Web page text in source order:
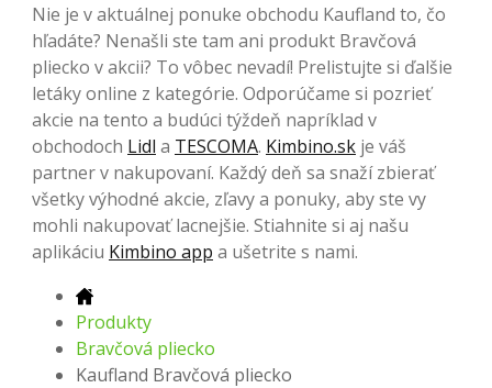
Nie je v aktuálnej ponuke obchodu Kaufland to, čo
hľadáte? Nenašli ste tam ani produkt Bravčová
pliecko v akcii? To vôbec nevadí! Prelistujte si ďalšie
letáky online z kategórie. Odporúčame si pozrieť
akcie na tento a budúci týždeň napríklad v
obchodoch Lidl a TESCOMA. Kimbino.sk je váš
partner v nakupovaní. Každý deň sa snaží zbierať
všetky výhodné akcie, zľavy a ponuky, aby ste vy
mohli nakupovať lacnejšie. Stiahnite si aj našu
aplikáciu Kimbino app a ušetrite s nami.
Produkty
Bravčová pliecko
Kaufland Bravčová pliecko